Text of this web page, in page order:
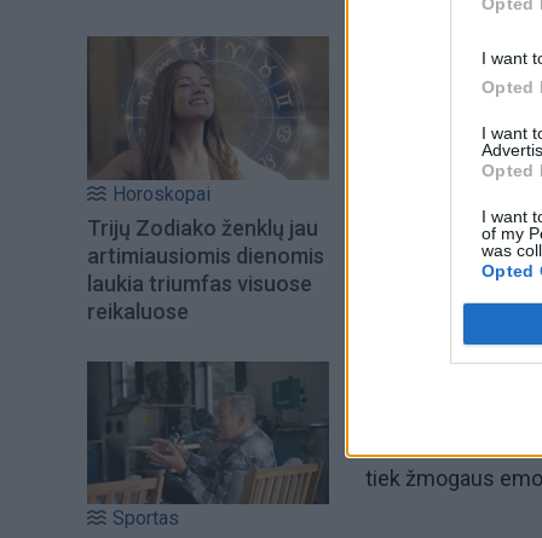
I want
Opted
I want
Opted
I want
of my
was
Opted
Horoskopai
Trijų Zodiako ženklų jau
artimiausiomis dienomis
laukia triumfas visuose
reikaluose
Sportas
Pavyzdžiui, už
– Ožiaragis ir jį
Kokie
tiek žmogaus